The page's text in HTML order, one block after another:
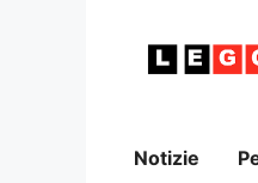
Notizie